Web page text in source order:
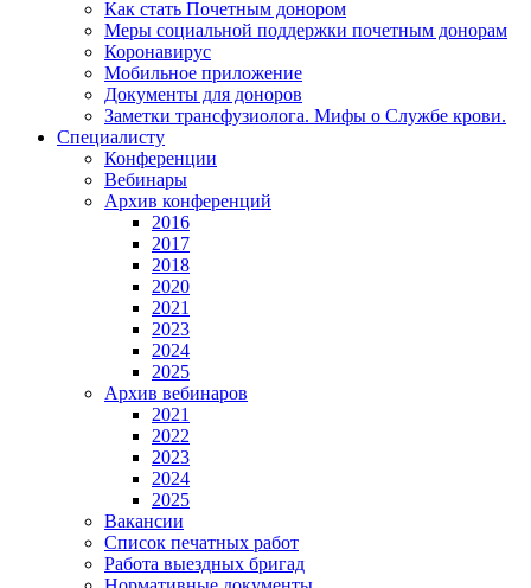
Как стать Почетным донором
Меры социальной поддержки почетным донорам
Коронавирус
Мобильное приложение
Документы для доноров
Заметки трансфузиолога. Мифы о Службе крови.
Специалисту
Конференции
Вебинары
Архив конференций
2016
2017
2018
2020
2021
2023
2024
2025
Архив вебинаров
2021
2022
2023
2024
2025
Вакансии
Список печатных работ
Работа выездных бригад